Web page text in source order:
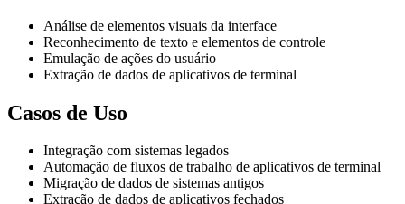
Análise de elementos visuais da interface
Reconhecimento de texto e elementos de controle
Emulação de ações do usuário
Extração de dados de aplicativos de terminal
Casos de Uso
Integração com sistemas legados
Automação de fluxos de trabalho de aplicativos de terminal
Migração de dados de sistemas antigos
Extração de dados de aplicativos fechados